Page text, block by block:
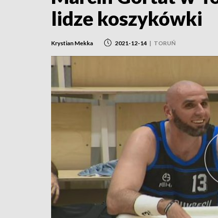
lidze koszykówki
Krystian Mekka 2021-12-14 | TORUŃ